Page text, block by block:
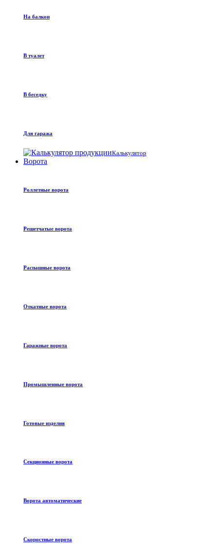
На балкон
В туалет
В беседку
Для гаража
Калькулятор
Ворота
Роллетные ворота
Решетчатые ворота
Распашные ворота
Откатные ворота
Гаражные ворота
Промышленные ворота
Готовые изделия
Секционные ворота
Ворота автоматические
Скоростные ворота